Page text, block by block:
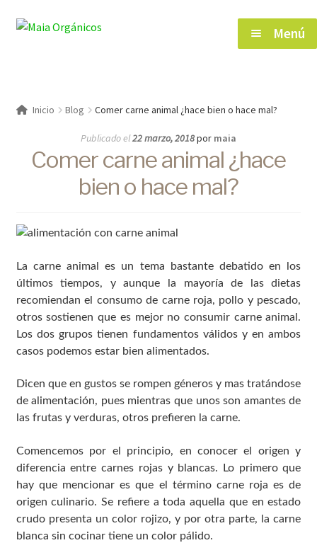
Saltar
Ir
Menú
Herramientas de Salud
Blog
Contacto
Inicio Blog Comer carne animal ¿hace bien o hace mal?
Publicado el22 marzo, 2018por maia
Comer carne animal ¿hace
bien o hace mal?
La carne animal es un tema bastante debatido en los
últimos tiempos, y aunque la mayoría de las dietas
recomiendan el consumo de carne roja, pollo y pescado,
otros sostienen que es mejor no consumir carne animal.
Los dos grupos tienen fundamentos válidos y en ambos
casos podemos estar bien alimentados.
Dicen que en gustos se rompen géneros y mas tratándose
de alimentación, pues mientras que unos son amantes de
las frutas y verduras, otros prefieren la carne.
Comencemos por el principio, en conocer el origen y
diferencia entre carnes rojas y blancas. Lo primero que
hay que mencionar es que el término carne roja es de
origen culinario. Se refiere a toda aquella que en estado
crudo presenta un color rojizo, y por otra parte, la carne
blanca sin cocinar tiene un color pálido.